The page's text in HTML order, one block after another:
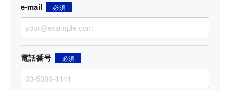
e-mail 必須
電話番号 必須